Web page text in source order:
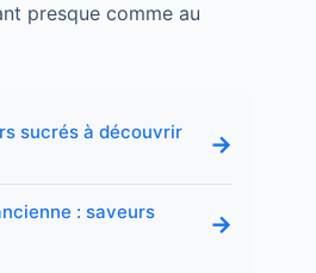
presque comme au
sucrés à découvrir
→
: saveurs
→